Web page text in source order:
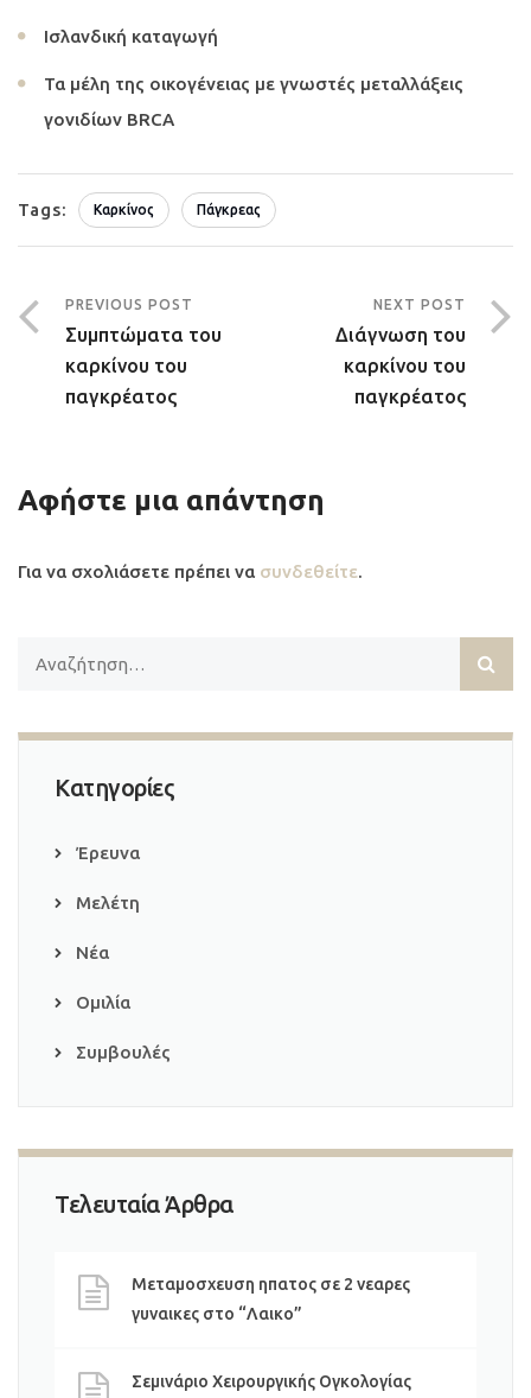
Ισλανδική καταγωγή
Τα μέλη της οικογένειας με γνωστές μεταλλάξεις
γονιδίων BRCA
Tags: Καρκίνος Πάγκρεας
PREVIOUS POST
Συμπτώματα του
καρκίνου του
παγκρέατος
NEXT POST
Διάγνωση του
καρκίνου του
παγκρέατος
Αφήστε μια απάντηση
Για να σχολιάσετε πρέπει να συνδεθείτε.
Κατηγορίες
Έρευνα
Μελέτη
Νέα
Ομιλία
Συμβουλές
Τελευταία Άρθρα
Μεταμοσχευση ηπατος σε 2 νεαρες
γυναικες στο “Λαικο”
Σεμινάριο Χειρουργικής Ογκολογίας